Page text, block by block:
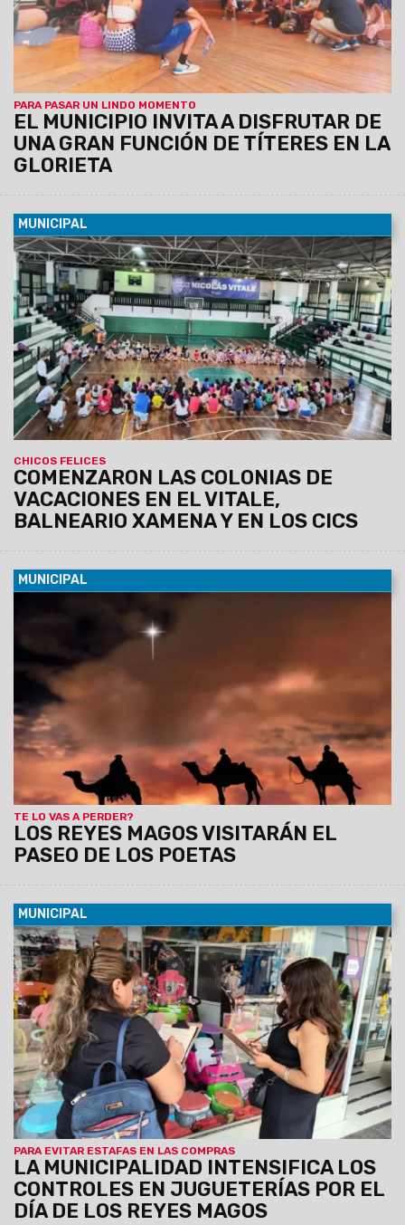
PARA PASAR UN LINDO MOMENTO
EL MUNICIPIO INVITA A DISFRUTAR DE
UNA GRAN FUNCIÓN DE TÍTERES EN LA
GLORIETA
MUNICIPAL
CHICOS FELICES
COMENZARON LAS COLONIAS DE
VACACIONES EN EL VITALE,
BALNEARIO XAMENA Y EN LOS CICS
03/01/2025 Se extenderán hasta el 31 de enero de lunes a
viernes en el horario de 9 a 12. La propuesta incluye
actividades recreativas, deportivas y educativas. Las
mismas están destinadas a menores de 6 a 13 años de
edad.
MUNICIPAL
TE LO VAS A PERDER?
LOS REYES MAGOS VISITARÁN EL
PASEO DE LOS POETAS
horas en calle Esteco entre San Martín y Urquiza. El municipio
invita este fin de semana a recorrer y disfrutar de los Paseos
Artesanales que funcionan en el macrocentro de la ciudad.
MUNICIPAL
PARA EVITAR ESTAFAS EN LAS COMPRAS
LA MUNICIPALIDAD INTENSIFICA LOS
CONTROLES EN JUGUETERÍAS POR EL
DÍA DE LOS REYES MAGOS
03/01/2025 Inspectores recorren locales comerciales con
el fin de garantizar, por ejemplo, la exhibición de precios,
vigencias de promociones y cobros dentro de las normativas
vigentes, entre otros. Se solicita a los consumidores dar
aviso ante posibles casos de incumplimientos.